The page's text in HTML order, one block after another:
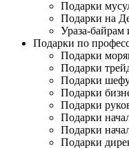
Подарки
Подарки на
Ураза-
Подарки по
Подарки
Подарки
Подарки
Подарки
Подарки
Подарки
Подарки
Подарки